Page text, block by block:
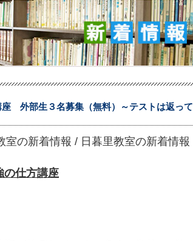
外部生３名募集（無料）～テストは返って
室の新着情報 / 日暮里教室の新着情報
の仕方講座